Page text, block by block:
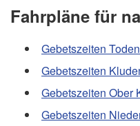
Fahrpläne für
Gebetszeiten
Gebetszeiten
Gebetszeiten Ober
Gebetszeiten